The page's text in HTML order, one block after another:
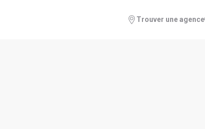
Trouver une agence